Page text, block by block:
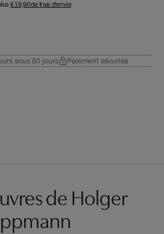
€ 19,90de frais d'envoi
sous 60 jours Paiement sécurisé
de Holger